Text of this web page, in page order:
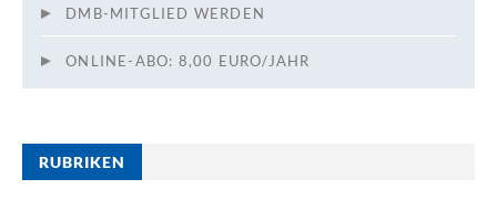
DMB-MITGLIED WERDEN
ONLINE-ABO: 8,00 EURO/JAHR
RUBRIKEN